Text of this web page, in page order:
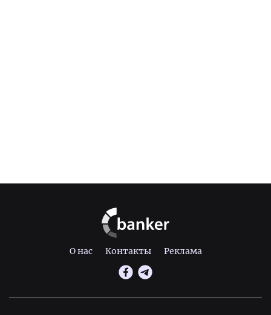
О нас Контакты Реклама